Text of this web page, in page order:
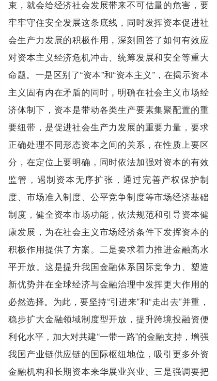
束，就会给经济社会发展带来不可估量的危害，要
牢牢守住安全发展这条底线，同时发挥资本促进社
会生产力发展的积极作用，深刻回答了如何有效应
对资本主义经济危机冲击、统筹发展和安全等重大
命题。一是区别了“资本”和“资本主义”，在揭示资本
主义固有内在矛盾的同时，明确在社会主义市场经
济体制下，资本是带动各类生产要素集聚配置的重
要纽带，是促进社会生产力发展的重要力量，要求
正确处理不同形态资本之间的关系，在性质上要区
分，在定位上要明确，同时依法加强对资本的有效
监管，遏制资本无序扩张，通过完善产权保护制
度、市场准入制度、公平竞争制度等市场经济基础
制度，健全资本市场功能，依法规范和引导资本健
康发展，为在社会主义市场经济条件下发挥资本的
积极作用提供了方案。二是要求着力推进金融高水
平开放。这是提升我国金融体系国际竞争力、塑造
新优势并在全球经济与金融治理中发挥更大作用的
必然选择。为此，要坚持“引进来”和“走出去”并重，
稳步扩大金融领域制度型开放，提升跨境投融资便
利化水平，加大对共建“一带一路”的金融支持，增强
我国产业链供应链的国际枢纽地位，吸引更多外资
金融机构和长期资本来华展业兴业。三是强调要把